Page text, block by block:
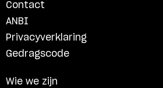
Contact
ANBI
Privacyverklaring
Gedragscode
Wie we zijn